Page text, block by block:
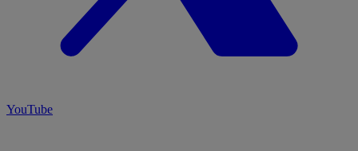
YouTube